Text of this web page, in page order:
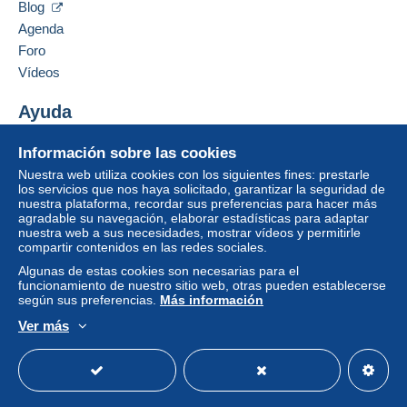
vendedor al comprador. Una compra no pagada
cláusulas relativas al pago, estas se considerarán
nulas. Las condiciones de pago de la página web
Delcampe, tal y como se definen en las
Las compras deben pagarse en un plazo de14
díasa partir de la recepción de la declaración final
del vendedor.
Derecho de retracto|Gastos de devolución a
cargo del comprador.
Para saber el plazo de devolución y de reembolso
del artículo,
Información sobre las cookies
Nuestra web utiliza cookies con los siguientes fines: prestarle
los servicios que nos haya solicitado, garantizar la seguridad de
nuestra plataforma, recordar sus preferencias para hacer más
agradable su navegación, elaborar estadísticas para adaptar
nuestra web a sus necesidades, mostrar vídeos y permitirle
compartir contenidos en las redes sociales.
Algunas de estas cookies son necesarias para el
funcionamiento de nuestro sitio web, otras pueden establecerse
según sus preferencias. Más información
Ver más
Blog
Agenda
Foro
Vídeos
Ayuda
Comprar en Delcampe
Vender en Delcampe
Una página securizada